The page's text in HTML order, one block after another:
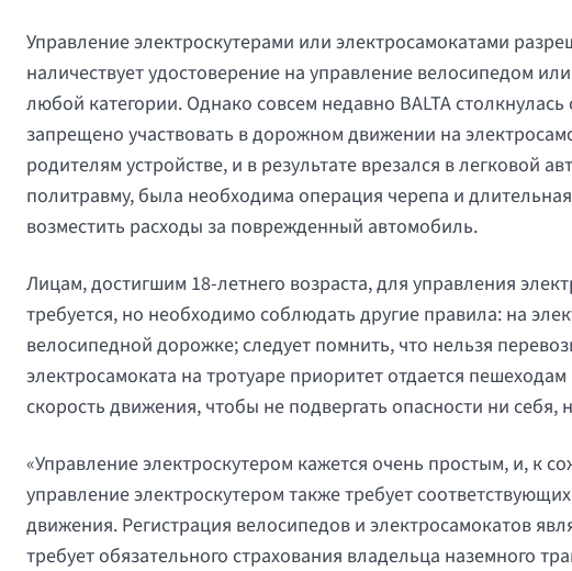
Управление электроскутерами или электросамокатами
наличествует удостоверение на управление велосипедом
любой категории. Однако совсем недавно BALTA
запрещено участвовать в дорожном движении на
родителям устройстве, и в результате врезался в легковой
политравму, была необходима операция черепа и
возместить расходы за поврежденный автомобиль.
Лицам, достигшим 18-летнего возраста, для управления
требуется, но необходимо соблюдать другие правила: на
велосипедной дорожке; следует помнить, что нельзя
электросамоката на тротуаре приоритет отдается
скорость движения, чтобы не подвергать опасности ни
«Управление электроскутером кажется очень простым, и, к
управление электроскутером также требует
движения. Регистрация велосипедов и электросамокатов
требует обязательного страхования владельца наземного